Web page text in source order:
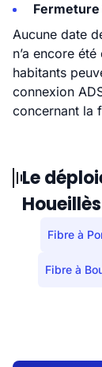
Aucune date
n’a encore
habitants
connexion
concernant la
Le
Houeillès
Fibre à
Fibre à